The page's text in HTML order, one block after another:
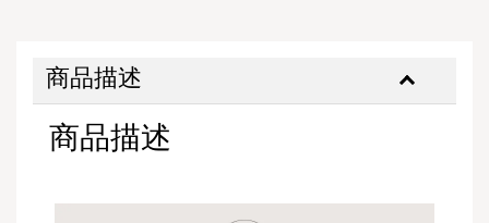
商品描述
商品描述